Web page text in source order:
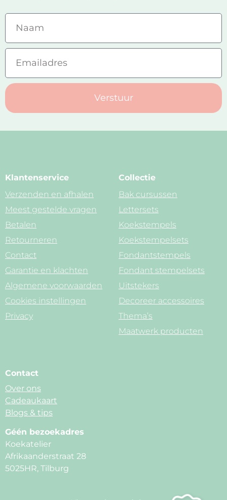
Verstuur
Klantenservice
Verzenden en afhalen
Meest gestelde vragen
Betalen
Retourneren
Contact
Garantie en klachten
Algemene voorwaarden
Cookies instellingen
Privacy
Collectie
Bak cursussen
Lettersets
Koekstempels
Koekstempelsets
Fondantstempels
Fondant stempelsets
Uitstekers
Decoreer accessoires
Thema’s
Maatwerk producten
Contact
Over ons
Cadeaukaart
Blogs & tips
Géén bezoekadres
Koekatelier
Afrikaanderstraat 28
5025HR, Tilburg